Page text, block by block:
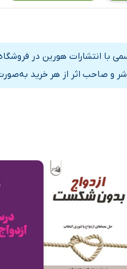
با انتشارات هورین در
و صاحب اثر از هر خرید